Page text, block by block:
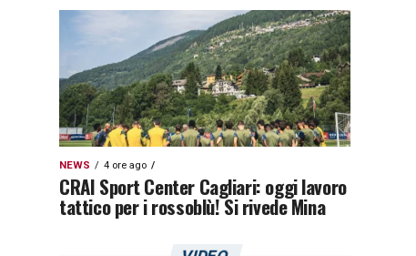
NEWS 4 ore ago
CRAI Sport Center Cagliari: oggi lavoro
tattico per i rossoblù! Si rivede Mina